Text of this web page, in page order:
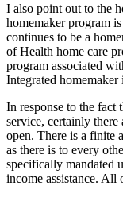
I also point out to the
homemaker program
continues to be a
of Health home care
program associated
Integrated homemaker
In response to the fact
service, certainly there
open. There is a finite
as there is to every
specifically mandated
income assistance. All